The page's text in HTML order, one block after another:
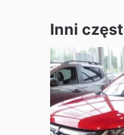
Inni